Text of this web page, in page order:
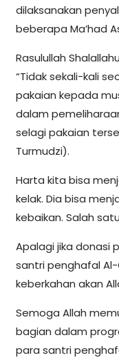
dilaksanakan
beberapa Ma’had
Rasulullah
“Tidak sekali-kali
pakaian kepada
dalam
selagi pakaian
Turmudzi).
Harta kita bisa
kelak. Dia bisa
kebaikan. Salah
Apalagi jika donasi
santri penghafal Al-
keberkahan akan
Semoga Allah
bagian dalam
para santri